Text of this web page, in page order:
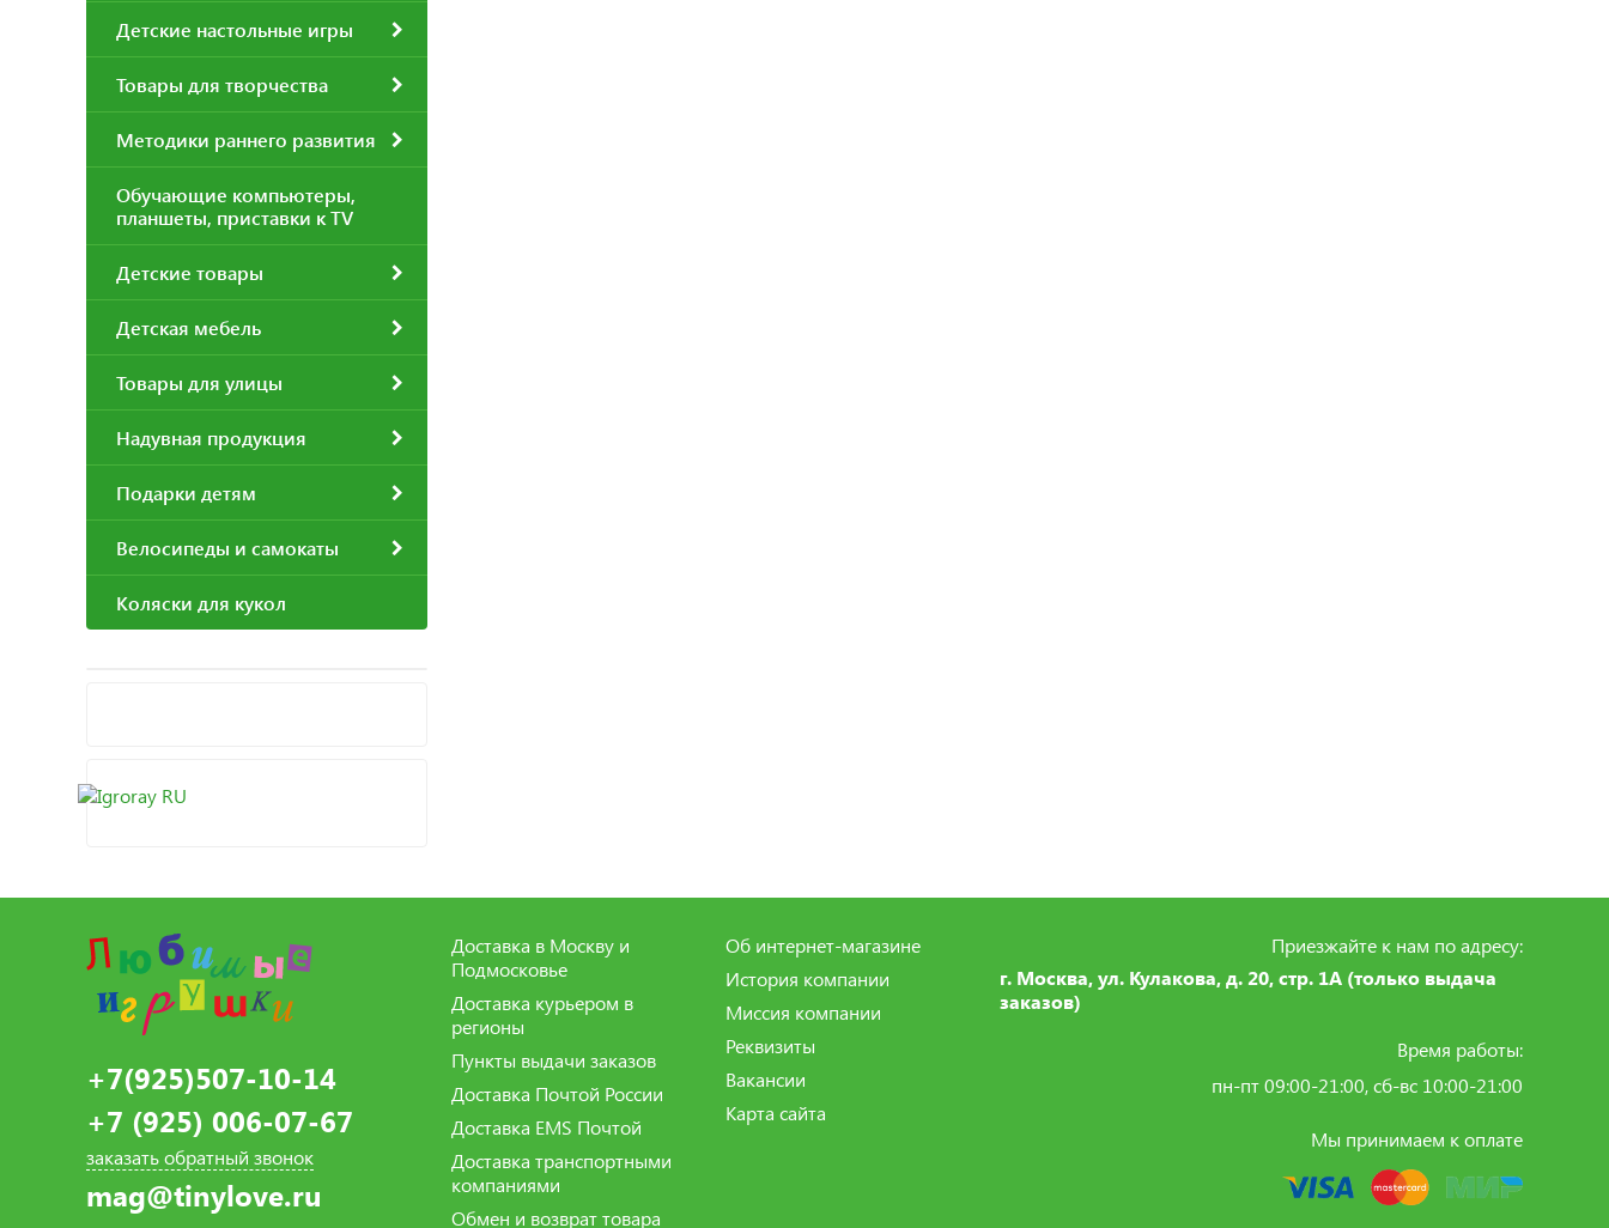
Детские настольные игры
Товары для творчества
Методики раннего развития
Обучающие компьютеры,
планшеты, приставки к TV
Детские товары
Детская мебель
Товары для улицы
Надувная продукция
Подарки детям
Велосипеды и самокаты
Коляски для кукол
+7(925)507-10-14
+7 (925) 006-07-67
заказать обратный звонок
mag@tinylove.ru
Доставка в Москву и
Подмосковье
Доставка курьером в
регионы
Пункты выдачи заказов
Доставка Почтой России
Доставка EMS Почтой
Доставка транспортными
компаниями
Обмен и возврат товара
Об интернет-магазине
История компании
Миссия компании
Реквизиты
Вакансии
Карта сайта
Приезжайте к нам по адресу:
г. Москва, ул. Кулакова, д. 20, стр. 1А (только выдача
заказов)
Время работы:
пн-пт 09:00-21:00, сб-вс 10:00-21:00
Мы принимаем к оплате